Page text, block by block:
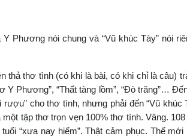
Phương nói chung và “Vũ khúc Tày” nói
thơ tình (có khi là bài, có khi chỉ là câu)
Y Phương”, “Thất tàng lồm”, “Đò trăng”…
cho thơ tình, nhưng phải đến “Vũ khúc
một tập thơ trọn vẹn 100% thơ tình. Vâng.
“xưa nay hiếm”. Thật cảm phục. Thế mới